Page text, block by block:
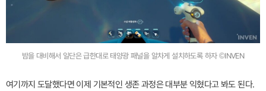
밤을 대비해서 일단은 급한대로 태양광 패널을 알차게 설치하도록 하자 ©INVEN
여기까지 도달했다면 이제 기본적인 생존 과정은 대부분 익혔다고 봐도 된다.